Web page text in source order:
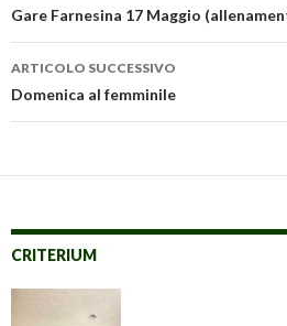
articolo
Gare Farnesina 17 Maggio
ARTICOLO SUCCESSIVO
Domenica al femminile
CRITERIUM